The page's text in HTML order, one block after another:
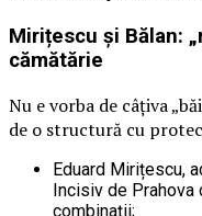
Mirițescu și Bălan:
cămătărie
Nu e vorba de câțiva
de o structură cu
Eduard Mirițescu,
Incisiv de Prahova
combinații;